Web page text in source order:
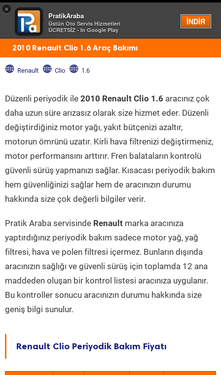
×
PratikAraba
Üstün Oto Servis Hizmetleri
ÜCRETSİZ - In Google Play
İNDİR
Menü
2010 Renault Clio 1.6 Araç Bakımı
Renault Clio 1.6
Düzenli periyodik ile 2010 Renault Clio 1.6 aracınız çok
daha uzun süre arızasız olarak size hizmet eder. Düzenli
değiştirdiğiniz motor yağı, yakıt bütçenizi azaltır,
motorun ömrünü uzatır. Kirli hava filtrenizi değiştirmeniz,
motor performansını arttırır. Fren balataların kontrolü
güvenli sürüş yapmanızı sağlar. Kısacası periyodik bakım
hem güvenliğinizi sağlar hem de aracınızın durumu
hakkında size çok değerli bilgiler verir.
Pratik Araba servisinde Renault marka aracınıza
yaptırdığınız periyodik bakım sadece motor yağ, yağ
filtresi, hava ve polen filtresi içermez. Bunların dışında
aracınızın sağlığı ve güvenli sürüş için toplamda 12 ana
maddeden oluşan bir kontrol listesi aracınıza uygulanır.
Bu kontroller sonucu aracınızın durumu hakkında size
geniş bilgi sunulur.
Renault Clio Periyodik Bakım Fiyatı